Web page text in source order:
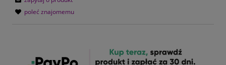
poleć znajomemu